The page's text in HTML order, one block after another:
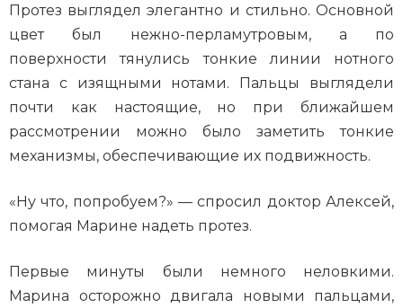
Протез выглядел элегантно и стильно. Основной
цвет был нежно-перламутровым, а по
поверхности тянулись тонкие линии нотного
стана с изящными нотами. Пальцы выглядели
почти как настоящие, но при ближайшем
рассмотрении можно было заметить тонкие
механизмы, обеспечивающие их подвижность.
«Ну что, попробуем?» — спросил доктор Алексей,
помогая Марине надеть протез.
Первые минуты были немного неловкими.
Марина осторожно двигала новыми пальцами,